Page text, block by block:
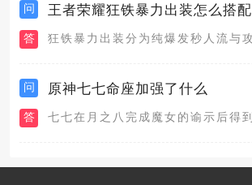
问 王者荣耀狂铁暴力出装怎么搭配
答
问 原神七七命座加强了什么
答